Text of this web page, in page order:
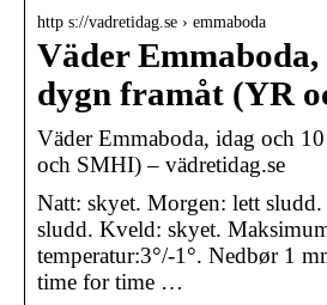
http s://vadretidag.se › emmaboda
Väder Emmaboda,
dygn framåt (YR
Väder Emmaboda, idag och
och SMHI) – vädretidag.se
Natt: skyet. Morgen: lett
sludd. Kveld: skyet.
temperatur:3°/-1°. Nedbør 1
time for time …